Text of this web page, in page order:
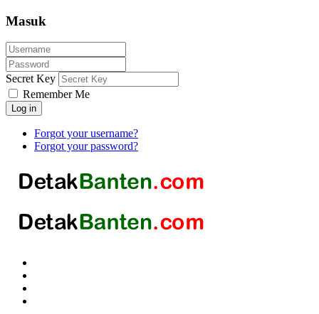
Masuk
Secret Key
Remember Me
Log in
Forgot your username?
Forgot your password?